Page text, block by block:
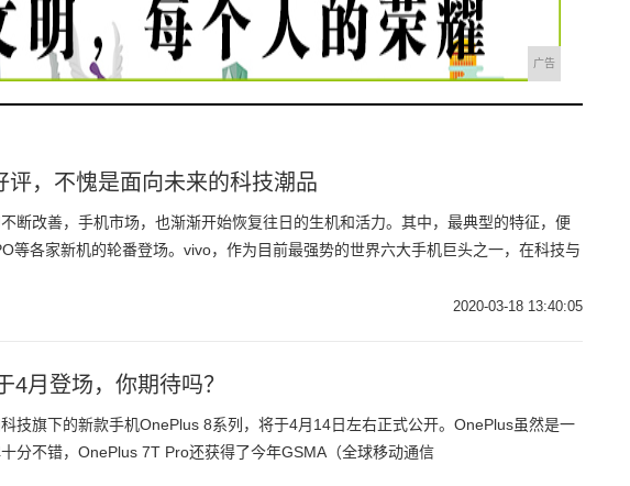
广告
，不愧是面向未来的科技潮品
断改善，手机市场，也渐渐开始恢复往日的生机和活力。其中，最典型的特征，便
等各家新机的轮番登场。vivo，作为目前最强势的世界六大手机巨头之一，在科技与
2020-03-18 13:40:05
4月登场，你期待吗？
技旗下的新款手机OnePlus 8系列，将于4月14日左右正式公开。OnePlus虽然是一
分不错，OnePlus 7T Pro还获得了今年GSMA（全球移动通信